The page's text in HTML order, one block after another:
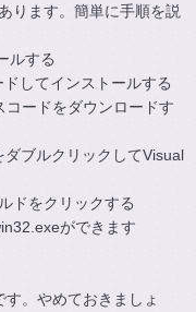
ります。簡単に手順を説
ルする
してインストールする
ードをダウンロードす
ブルクリックしてVisual
ドをクリックする
ができます
。やめておきましょ